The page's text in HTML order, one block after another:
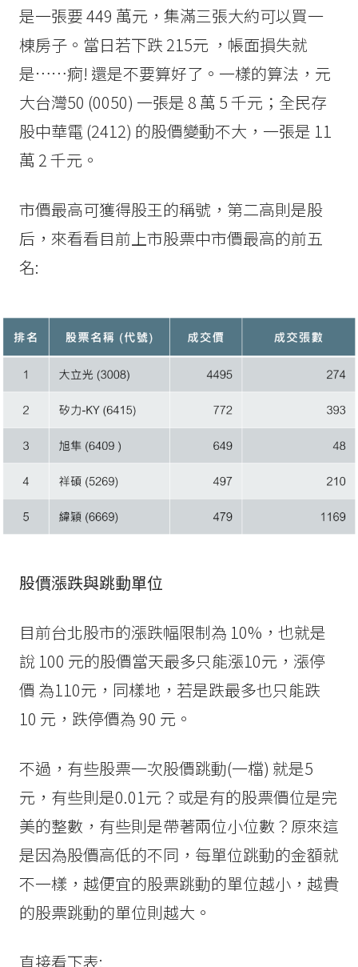
是一張要 449 萬元，集滿三張大約可以買一
棟房子。當日若下跌 215元 ，帳面損失就
是……痾! 還是不要算好了。一樣的算法，元
大台灣50 (0050) 一張是 8 萬 5 千元；全民存
股中華電 (2412) 的股價變動不大，一張是 11
萬 2 千元。
市價最高可獲得股王的稱號，第二高則是股
后，來看看目前上市股票中市價最高的前五
名:
股價漲跌與跳動單位
目前台北股市的漲跌幅限制為 10%，也就是
說 100 元的股價當天最多只能漲10元，漲停
價 為110元，同樣地，若是跌最多也只能跌
10 元，跌停價為 90 元。
不過，有些股票一次股價跳動(一檔) 就是5
元，有些則是0.01元？或是有的股票價位是完
美的整數，有些則是帶著兩位小位數？原來這
是因為股價高低的不同，每單位跳動的金額就
不一樣，越便宜的股票跳動的單位越小，越貴
的股票跳動的單位則越大。
直接看下表: